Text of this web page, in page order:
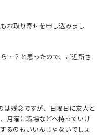
お取り寄せを申し込みまし
…？と思ったので、ご近所さ
は残念ですが、日曜日に友人と
月曜に職場などへ持っていけ
るのもいいんじゃないでしょ